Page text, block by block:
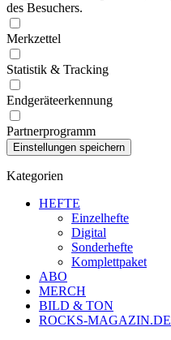
des Besuchers.
Merkzettel
Statistik & Tracking
Endgeräteerkennung
Partnerprogramm
Kategorien
HEFTE
Einzelhefte
Digital
Sonderhefte
Komplettpaket
ABO
MERCH
BILD & TON
ROCKS-MAGAZIN.DE